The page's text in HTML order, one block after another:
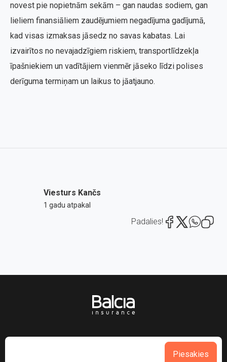
novest pie nopietnām sekām – gan naudas sodiem, gan
lieliem finansiāliem zaudējumiem negadījuma gadījumā,
kad visas izmaksas jāsedz no savas kabatas. Lai
izvairītos no nevajadzīgiem riskiem, transportlīdzekļa
īpašniekiem un vadītājiem vienmēr jāseko līdzi polises
derīguma termiņam un laikus to jāatjauno.
Viesturs Kančs
1 gadu atpakal
Padalies!
Piesakies